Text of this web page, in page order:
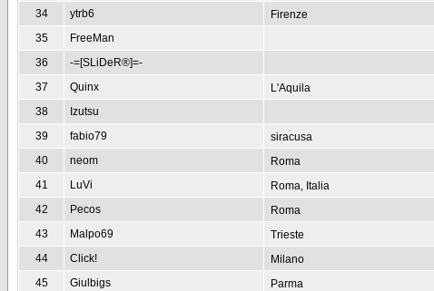
34
ytrb6 Firenze
35
FreeMan
36
-=[SLiDeR®]=-
37
Quinx L'Aquila
38
Izutsu
39
fabio79 siracusa
40
neom Roma
41
LuVi Roma, Italia
42
Pecos Roma
43
Malpo69 Trieste
44
Click! Milano
45
Giulbigs Parma